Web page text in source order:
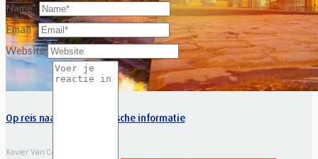
Op reis naar Italië: praktische informatie
Xavier Van Caneghem
Name*
Email*
Website